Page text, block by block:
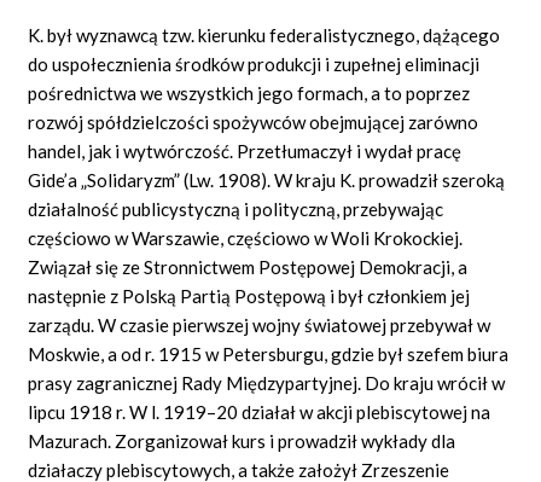
K. był wyznawcą tzw. kierunku federalistycznego, dążącego
do uspołecznienia środków produkcji i zupełnej eliminacji
pośrednictwa we wszystkich jego formach, a to poprzez
rozwój spółdzielczości spożywców obejmującej zarówno
handel, jak i wytwórczość. Przetłumaczył i wydał pracę
Gide’a„Solidaryzm” (Lw. 1908). W kraju K. prowadził szeroką
działalność publicystyczną i polityczną, przebywając
częściowo w Warszawie, częściowo w Woli Krokockiej.
Związał się ze Stronnictwem Postępowej Demokracji, a
następnie z Polską Partią Postępową i był członkiem jej
zarządu. W czasie pierwszej wojny światowej przebywał w
Moskwie, a od r. 1915 w Petersburgu, gdzie był szefem biura
prasy zagranicznej Rady Międzypartyjnej. Do kraju wrócił w
lipcu 1918 r. W l. 1919–20 działał w akcji plebiscytowej na
Mazurach. Zorganizował kurs i prowadził wykłady dla
działaczy plebiscytowych, a także założył Zrzeszenie